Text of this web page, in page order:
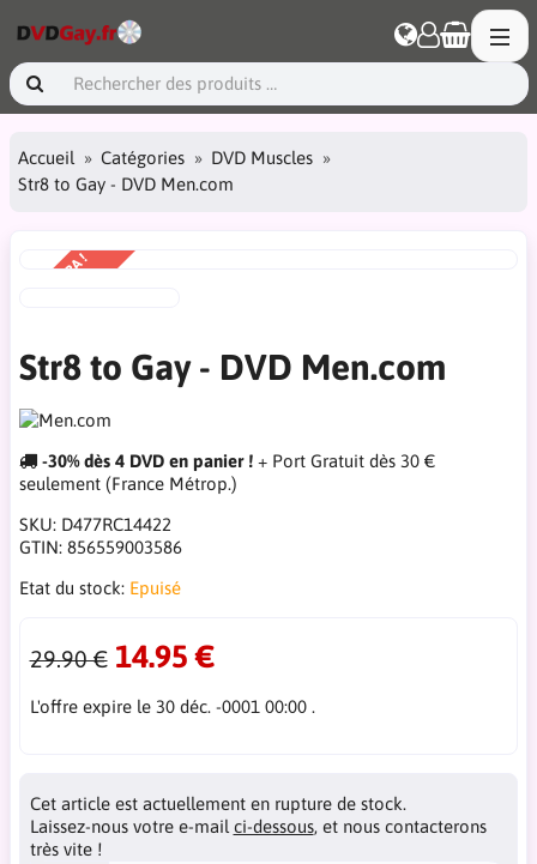
Accueil Catégories
DVD Muscles
Str8 to Gay - DVD Men.com
PRIX EXTRA !
Str8 to Gay - DVD Men.com
-30% dès 4 DVD en panier ! + Port Gratuit dès 30 €
seulement (France Métrop.)
SKU: D477RC14422
GTIN: 856559003586
Etat du stock: Epuisé
29.90 € 14.95 €
L'offre expire le 30 déc. -0001 00:00 .
Cet article est actuellement en rupture de stock.
Laissez-nous votre e-mail ci-dessous, et nous contacterons
très vite !